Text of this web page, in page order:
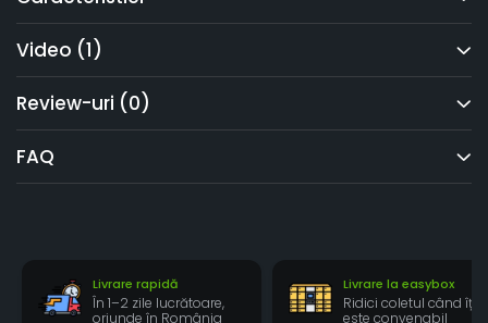
Video (1)
Review-uri (0)
FAQ
Livrare rapidă
În 1–2 zile lucrătoare,
oriunde în România
Livrare la easybox
Ridici coletul când îți
este convenabil